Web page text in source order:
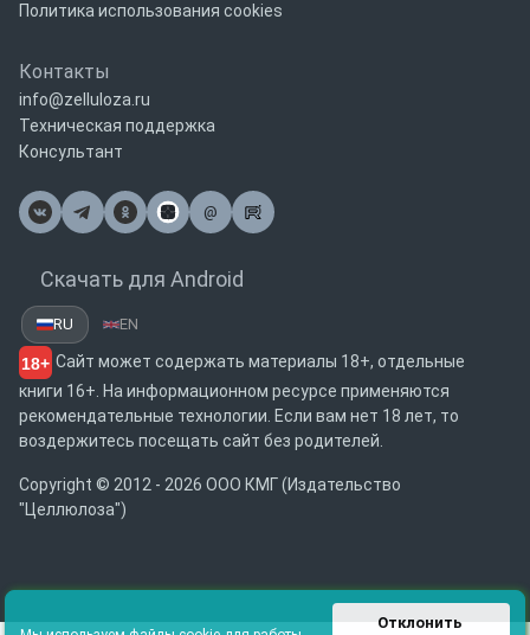
Политика использования cookies
Контакты
info@zelluloza.ru
Техническая поддержка
Консультант
@
Почта
Скачать для Android
RU EN
18+ Сайт может содержать материалы 18+, отдельные
книги 16+. На информационном ресурсе применяются
рекомендательные технологии. Если вам нет 18 лет, то
воздержитесь посещать сайт без родителей.
Copyright © 2012 - 2026 ООО КМГ (Издательство
"Целлюлоза")
Отклонить